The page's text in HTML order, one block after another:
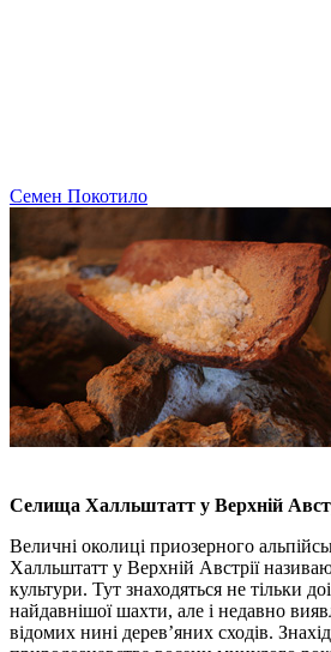
Семен Покотило
Селища Халльштатт у Верхній
Величні околиці приозерного
Халльштатт у Верхній Австрії
культури. Тут знаходяться не тільки
найдавнішої шахти, але і недавно
відомих нині дерев’яних сходів.